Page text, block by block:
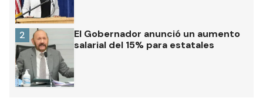
El Gobernador anunció un aumento
salarial del 15% para estatales
2